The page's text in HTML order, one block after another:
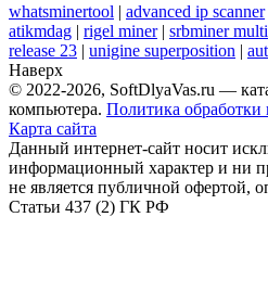
whatsminertool | advanced ip scanner
atikmdag | rigel miner| srbminer multi
release 23 | unigine superposition |
Наверх
© 2022-2026, SoftDlyaVas.ru —
компьютера. Политика
Карта сайта
Данный интернет-сайт носит
информационный характер и ни
не является публичной офертой,
Статьи 437 (2) ГК РФ